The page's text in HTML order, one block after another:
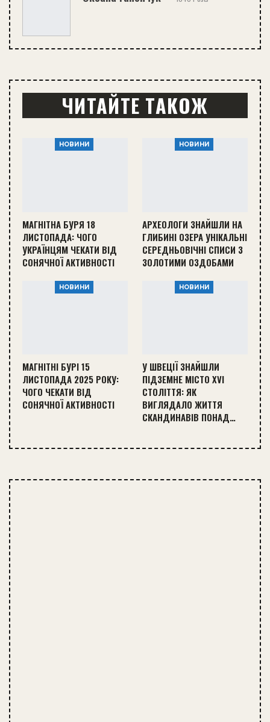
ЧИТАЙТЕ ТАКОЖ
НОВИНИ
МАГНІТНА БУРЯ 18
ЛИСТОПАДА: ЧОГО
УКРАЇНЦЯМ ЧЕКАТИ ВІД
СОНЯЧНОЇ АКТИВНОСТІ
НОВИНИ
АРХЕОЛОГИ ЗНАЙШЛИ НА
ГЛИБИНІ ОЗЕРА УНІКАЛЬНІ
СЕРЕДНЬОВІЧНІ СПИСИ З
ЗОЛОТИМИ ОЗДОБАМИ
НОВИНИ
МАГНІТНІ БУРІ 15
ЛИСТОПАДА 2025 РОКУ:
ЧОГО ЧЕКАТИ ВІД
СОНЯЧНОЇ АКТИВНОСТІ
НОВИНИ
У ШВЕЦІЇ ЗНАЙШЛИ
ПІДЗЕМНЕ МІСТО XVI
СТОЛІТТЯ: ЯК
ВИГЛЯДАЛО ЖИТТЯ
СКАНДИНАВІВ ПОНАД…